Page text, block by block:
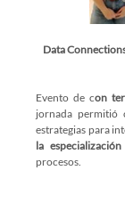
Data
Evento de con
jornada permitió
estrategias para
la
procesos.